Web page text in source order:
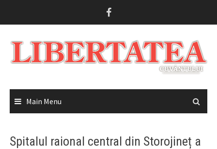
Main Menu
Spitalul raional central din Storojineț a